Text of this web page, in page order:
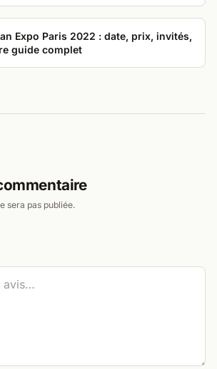
Expo Paris 2022 : date, prix, invités,
guide complet
sera pas publiée.